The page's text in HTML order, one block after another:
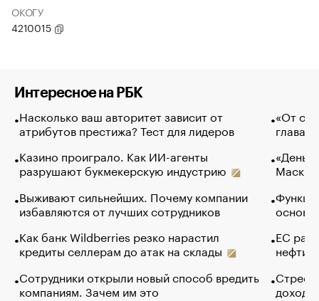
ОКОГУ
4210015
Интересное на РБК
Насколько ваш авторитет зависит от
атрибутов престижа? Тест для лидеров
Казино проиграло. Как ИИ-агенты
разрушают букмекерскую индустрию
Выживают сильнейших. Почему компании
избавляются от лучших сотрудников
Как банк Wildberries резко нарастил
кредиты селлерам до атак на склады
Сотрудники открыли новый способ вредить
компаниям. Зачем им это
«От
глава
Маск в
основ
ЕС
нефти